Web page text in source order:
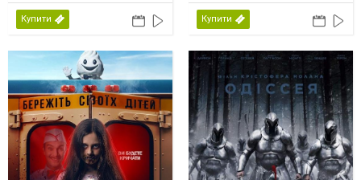
Купити Купити